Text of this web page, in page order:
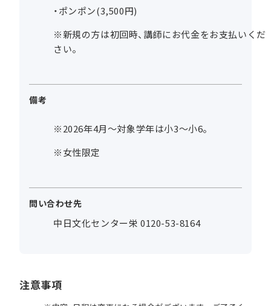
・ポンポン(3,500円)
※新規の方は初回時、講師にお代金をお支払いくだ
さい。
備考
※2026年4月～対象学年は小3～小6。
※女性限定
問い合わせ先
中日文化センター栄 0120-53-8164
注意事項